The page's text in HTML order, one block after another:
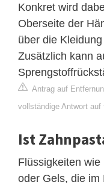
Konkret wird
Oberseite der
über die
Zusätzlich kann
Antrag auf
vollständige Antwort auf
Ist
Flüssigkeiten
oder Gels, die im